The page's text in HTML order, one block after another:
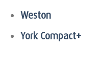
Weston
York Compact+